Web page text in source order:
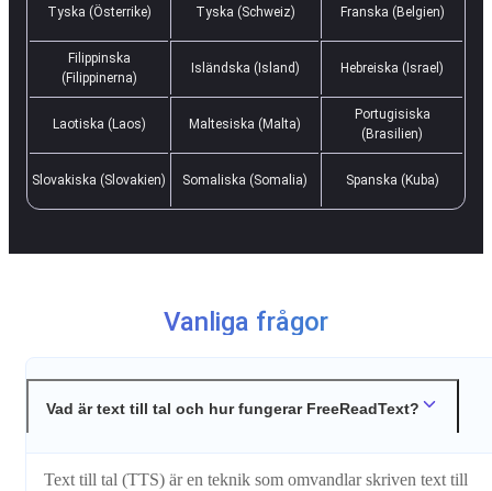
Tyska (Österrike) Tyska (Schweiz) Franska (Belgien)
Filippinska
(Filippinerna)
Isländska (Island) Hebreiska (Israel)
Laotiska (Laos) Maltesiska (Malta)
Portugisiska
(Brasilien)
Slovakiska (Slovakien) Somaliska (Somalia) Spanska (Kuba)
Vanliga frågor
Vad är text till tal och hur fungerar FreeReadText?
Text till tal (TTS) är en teknik som omvandlar skriven text till